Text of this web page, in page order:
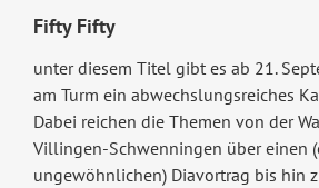
Fifty Fifty
unter diesem Titel gibt es ab 21.
am Turm ein abwechslungsreiches
Dabei reichen die Themen von der
Villingen-Schwenningen über einen
ungewöhnlichen) Diavortrag bis hin